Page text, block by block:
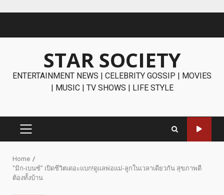
STAR SOCIETY
ENTERTAINMENT NEWS | CELEBRITY GOSSIP | MOVIES
| MUSIC | TV SHOWS | LIFE STYLE
PRIMARY
Home
“มิก-เบนซ์” เปิดชีวิตเดอะแบก!ดูแลพ่อแม่-ลูกในเวลาเดียวกัน สุขภาพดี
ต้องทั้งบ้าน